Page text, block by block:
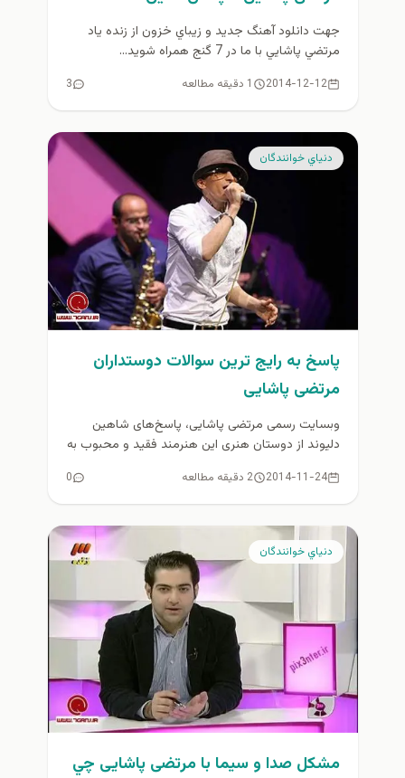
جهت دانلود آهنگ جديد و زيباي خزون از زنده ياد
مرتضي پاشايي با ما در 7 گنج همراه شويد...
2014-12-12 1 دقیقه مطالعه 3
دنياي خوانندگان
پاسخ به رايج ترين سوالات دوستداران
مرتضی پاشایی
وبسایت رسمی مرتضی پاشایی، پاسخ‌های شاهین
دلیوند از دوستان هنری این هنرمند فقید و محبوب به
2014-11-24 2 دقیقه مطالعه 0
دنياي خوانندگان
مشكل صدا و سيما با مرتضی پاشایی چي